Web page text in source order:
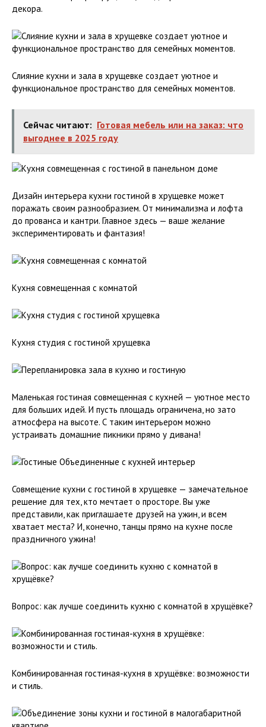
декора.
Слияние кухни и зала в хрущевке создает уютное и
функциональное пространство для семейных моментов.
Сейчас читают: Готовая мебель или на заказ: что
выгоднее в 2025 году
Дизайн интерьера кухни гостиной в хрущевке может
поражать своим разнообразием. От минимализма и лофта
до прованса и кантри. Главное здесь — ваше желание
экспериментировать и фантазия!
Кухня совмещенная с комнатой
Кухня студия с гостиной хрущевка
Маленькая гостиная совмещенная с кухней — уютное место
для больших идей. И пусть площадь ограничена, но зато
атмосфера на высоте. С таким интерьером можно
устраивать домашние пикники прямо у дивана!
Совмещение кухни с гостиной в хрущевке — замечательное
решение для тех, кто мечтает о просторе. Вы уже
представили, как приглашаете друзей на ужин, и всем
хватает места? И, конечно, танцы прямо на кухне после
праздничного ужина!
Вопрос: как лучше соединить кухню с комнатой в хрущёвке?
Комбинированная гостиная-кухня в хрущёвке: возможности
и стиль.